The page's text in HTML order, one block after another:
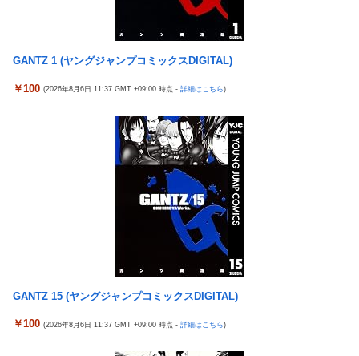
本当の闇を見せるね」←170000バズwwwwwww
【速報】ジャンポケ斎藤、求刑7年で逝く。実刑確実か
【シンデレラガールズ】 百鬼夜行をテーマとしたPOP UP SHOP
然エ□動画撮影の竿役を頼まれて…！？
チャド参戦でKNOCK OUTとRISE ケンカ勃発
ChatGPTに聞いた10年後の18期
エクスアリーナ松戸がディスクアップ2を撤去したらしくディス
クアッパーさん達から落胆の声
エクスアリーナ松戸がディスクアップ2を撤去したらしくディス
セクシー女優「熊本に300万円寄付します」 アンチ「汚い金あり
No.1！出率98％、平均19回転とフェアに楽しめる数値が出てい
No.1！出率98％、平均19回転とフェアに楽しめる数値が出てい
やヒデヨシちゃんはママなのか。ノブ様はママではないのかを
【日向坂46】 下着姿のかほりん、大丈夫かこれ…
彼氏にバレるかもしれない背徳感
【朗報】 消費減税、閣議決定 来年4月から2年間1％に
【NBA】サンズのディロン・ブルックスが、チームと3年73milで
【画像】 JCさん、整体マッサージ中におっ〇い丸見え放送事
故！オカズにされてシコられまくるｗｗｗ
エクスアリーナ松戸がディスクアップ2を撤去したらしくディス
いが一番見た目好み
結局おまえらが求める『RPGの理想の主人公』って一体どういう
GANTZ 1 (ヤングジャンプコミックスDIGITAL)
￥100 (2026年8月6日 11:37 GMT +09:00 時点 - 詳細はこちら)
GANTZ 15 (ヤングジャンプコミックスDIGITAL)
￥100 (2026年8月6日 11:37 GMT +09:00 時点 - 詳細はこちら)